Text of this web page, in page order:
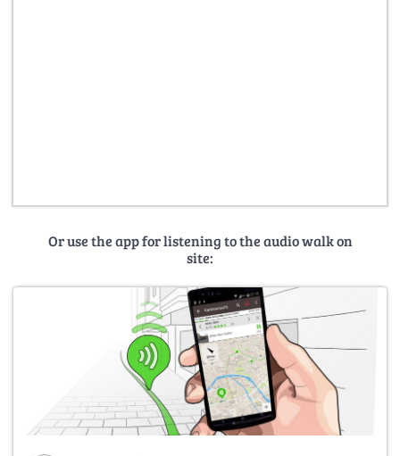
Or use the app for listening to the audio walk on
site: